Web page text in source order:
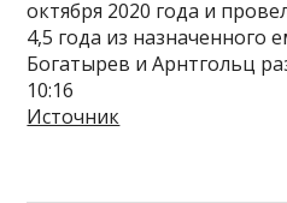
октября 2020 года и
4,5 года из назначенного
Богатырев и Арнтгольц
10:16
Источник